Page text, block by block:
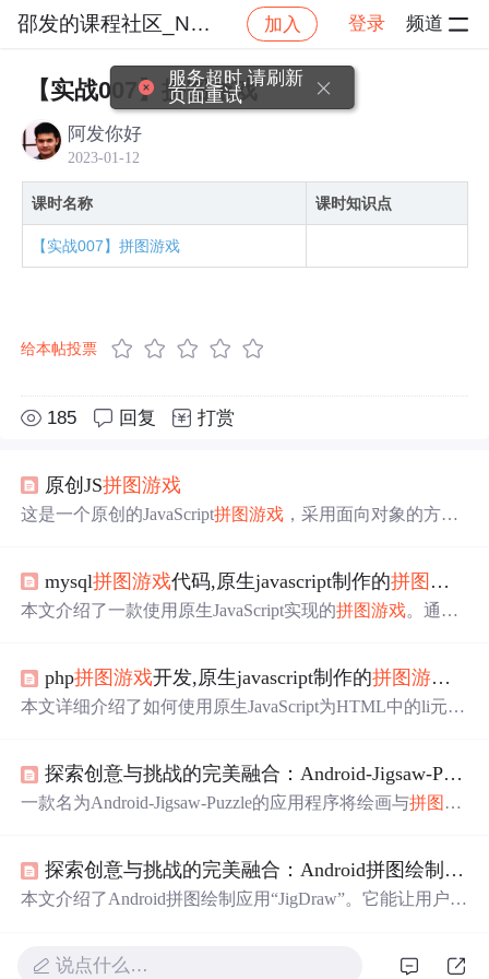
邵发的课程社区_NO_1 加入 登录 频道
社区 邵发的课程社区_NO_1 《C语言/C++学习指
【实战007】拼图游戏
阿发你好
2023-01-12
课时名称 课时知识点
【实战007】拼图游戏
给本帖投票
185 回复 打赏
原创JS拼图游戏
这是一个原创的JavaScript拼图游戏 ，采用面向对象的方式
mysql拼图游戏代码,原生javascript制作的拼图游戏
本文介绍了一款使用原生JavaScript实现的拼图游戏。通过
php拼图游戏开发,原生javascript制作的拼图游戏
本文详细介绍了如何使用原生JavaScript为HTML中的li元素
探索创意与挑战的完美融合：Android-Jigsaw-Puzzle项目推荐
一款名为Android-Jigsaw-Puzzle的应用程序将绘画与拼图游
点，并采用了高度维护性的代码结构。
探索创意与挑战的完美融合：Android拼图绘制应用“JigDraw”
本文介绍了Android拼图绘制应用“JigDraw”。它能让用户自
聚会、教育等场景，运用图像处理算法，有创意互动、多
说点什么…
服务超时,请刷新
页面重试